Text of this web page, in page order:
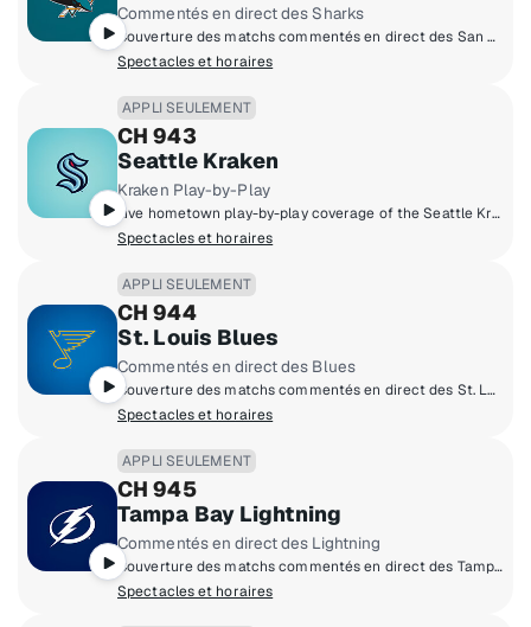
Commentés en direct des Sharks
Couverture des matchs commentés en direct des San Jose Sharks à domicile.
Spectacles et horaires
APPLI SEULEMENT
CH 943
Seattle Kraken
Kraken Play-by-Play
Live hometown play-by-play coverage of the Seattle Kraken.
Spectacles et horaires
APPLI SEULEMENT
CH 944
St. Louis Blues
Commentés en direct des Blues
Couverture des matchs commentés en direct des St. Louis Blues à domicile.
Spectacles et horaires
APPLI SEULEMENT
CH 945
Tampa Bay Lightning
Commentés en direct des Lightning
Couverture des matchs commentés en direct des Tampa Bay Lightning à domicile.
Spectacles et horaires